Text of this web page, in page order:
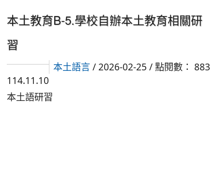
本土教育B-5.學校自辦本土教育相關研
習
本土語言/ 2026-02-25 / 點閱數： 883
114.11.10
本土語研習